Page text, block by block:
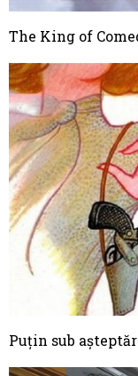
The King of
Puțin sub